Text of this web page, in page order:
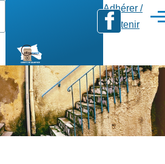
Adhérer /
Soutenir